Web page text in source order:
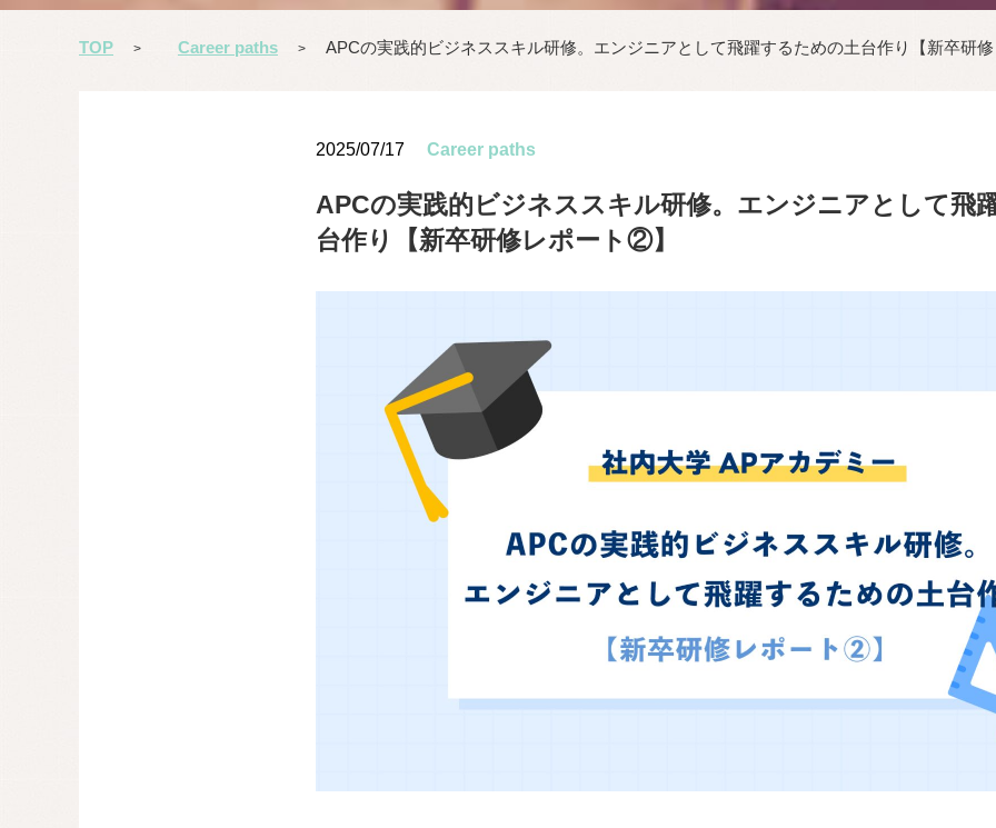
TOP > Career paths > APCの実践的ビジネススキル研修。エンジニアとして飛躍するための土台作り【新卒研
2025/07/17 Career paths
APCの実践的ビジネススキル研修。エンジニアとして飛
台作り【新卒研修レポート②】